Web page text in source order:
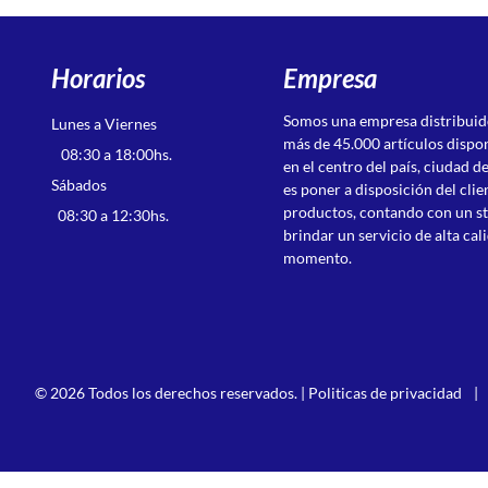
MERCEDES BENZ
RASTROJERO
SEAT
TOYOTA
VOLKSWAGEN
Horarios
Lunes a Viernes
08:30 a 18:00hs.
Sábados
08:30 a 12:30hs.
Empresa
Somos una empresa
más de 45.000 artículos
en el centro del país, ciudad
es poner a disposición del
productos, contando con un
brindar un servicio de alta
momento.
© 2026 Todos los derechos reservados. | Politicas de privacidad |